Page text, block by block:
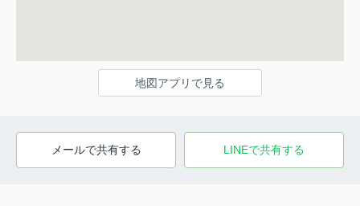
地図アプリで見る
メールで共有する LINEで共有する